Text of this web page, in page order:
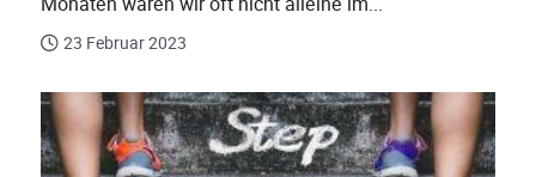
23 Februar 2023